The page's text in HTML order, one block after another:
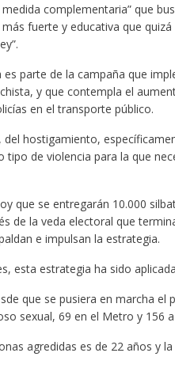
complementaria” que
fuerte y educativa que
parte de la campaña que
y que contempla el
en el transporte público.
del hostigamiento,
tipo de violencia para la que
que se entregarán 10.000
de la veda electoral que
e impulsan la estrategia.
esta estrategia ha sido
que se pusiera en marcha el
sexual, 69 en el Metro y 156
agredidas es de 22 años y